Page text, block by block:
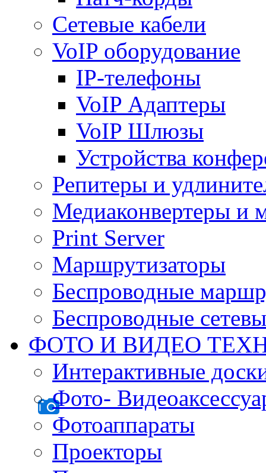
Сетевые кабели
VoIP оборудование
IP-телефоны
VoIP Адаптеры
VoIP Шлюзы
Устройства
Репитеры и
Медиаконвертеры и
Print Server
Маршрутизаторы
Беспроводные
Беспроводные
ФОТО И ВИДЕО
Интерактивные
Фото-
Фотоаппараты
Проекторы